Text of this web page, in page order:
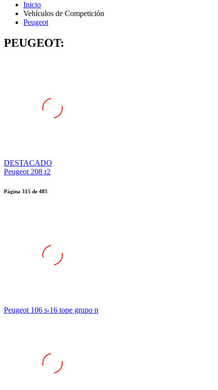
Inicio
Vehículos de Competición
Peugeot
PEUGEOT:
DESTACADO
Peugeot 208 r2
Página 315 de 485
Peugeot 106 s-16 tope grupo n